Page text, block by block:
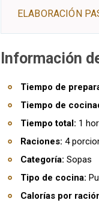
ELABORACIÓN
Información
Tiempo de
Tiempo de
Tiempo total: 1
Raciones: 4
Categoría: Sopas
Tipo de cocina:
Calorías por